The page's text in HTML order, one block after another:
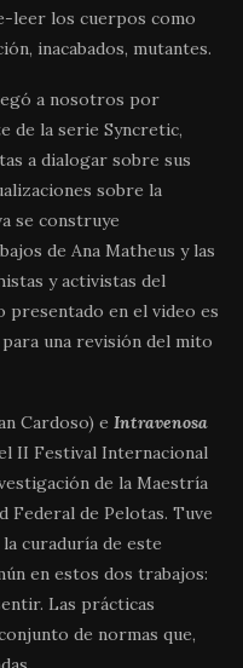
leer los cuerpos como
inacabados, mutantes.
a nosotros por
de la serie Syncretic,
a dialogar sobre sus
sobre la
se construye
de Ana Matheus y las
y activistas del
presentado en el video es
una revisión del mito
Cardoso) e Intravenosa
II Festival Internacional
de la Maestría
Federal de Pelotas. Tuve
curaduría de este
en estos dos trabajos:
Las prácticas
de normas que,